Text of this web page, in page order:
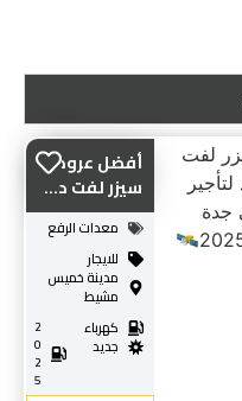
أفضل عروض
سيزر لفت د...
معدات الرفع
للايجار
مدينة خميس
مشيط
كهرباء
جديد
2
0
2
5